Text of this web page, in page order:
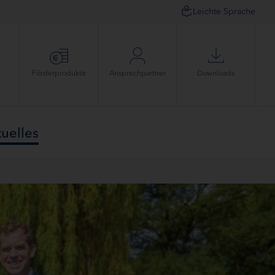
Leichte Sprache
Förder­produkte Ansprech­partner Downloads